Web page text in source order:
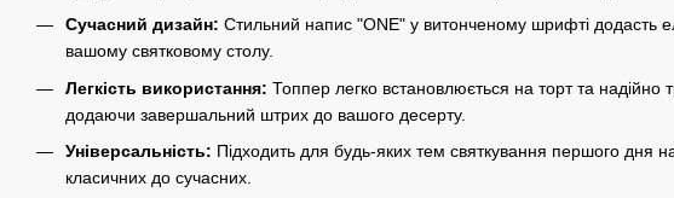
Сучасний дизайн: Стильний напис "ONE" у витонченому шрифті додасть
вашому святковому столу.
Легкість використання: Топпер легко встановлюється на торт та надійно
додаючи завершальний штрих до вашого десерту.
Універсальність: Підходить для будь-яких тем святкування першого дня
класичних до сучасних.